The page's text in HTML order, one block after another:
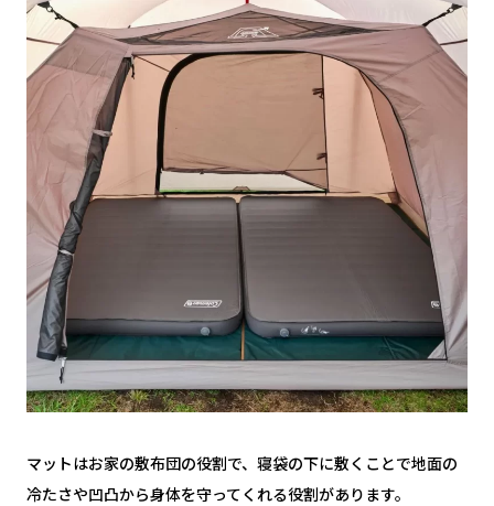
マットはお家の敷布団の役割で、寝袋の下に敷くことで地面の
冷たさや凹凸から身体を守ってくれる役割があります。